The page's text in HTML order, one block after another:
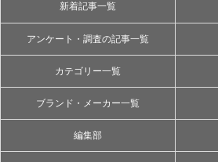
新着記事一覧
アンケート・調査の記事一覧
カテゴリー一覧
ブランド・メーカー一覧
編集部